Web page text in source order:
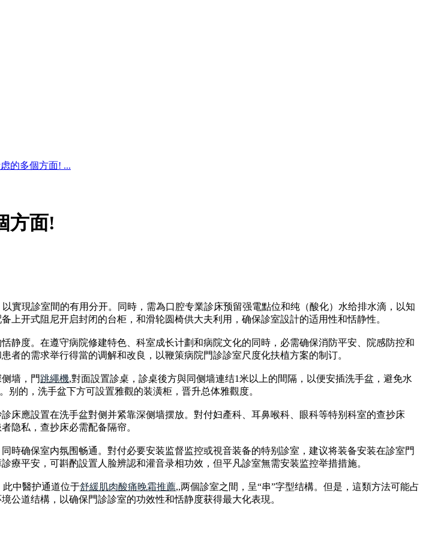
的多個方面! ...
方面!
實現診室間的有用分开。同時，需為口腔专業診床预留强電點位和纯（酸化）水给排水滴，以知
上开式阻尼开启封闭的台柜，和滑轮圆椅供大夫利用，确保診室設計的适用性和恬静性。
静度。在遵守病院修建特色、科室成长计劃和病院文化的同時，必需确保消防平安、院感防控和
的需求举行得當的调解和改良，以鞭策病院門診診室尺度化扶植方案的制订。
墙，門跳繩機,對面設置診桌，診桌後方與同侧墙連结1米以上的間隔，以便安插洗手盆，避免水
的，洗手盆下方可設置雅觀的装潢柜，晋升总体雅觀度。
床應設置在洗手盆對侧并紧靠深侧墙摆放。對付妇產科、耳鼻喉科、眼科等特别科室的查抄床
隐私，查抄床必需配备隔帘。
時确保室内氛围畅通。對付必要安装监督监控或視音装备的特别診室，建议将装备安装在診室門
平安，可斟酌設置人脸辨認和灌音录相功效，但平凡診室無需安装监控举措措施。
中醫护通道位于舒緩肌肉酸痛晚霜推薦,,两個診室之間，呈“串”字型结構。但是，這類方法可能占
公道结構，以确保門診診室的功效性和恬静度获得最大化表現。